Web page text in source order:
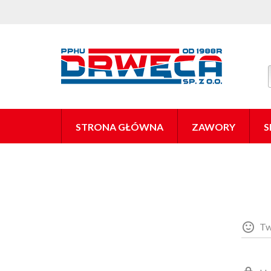
STRONA GŁÓWNA ZAWORY